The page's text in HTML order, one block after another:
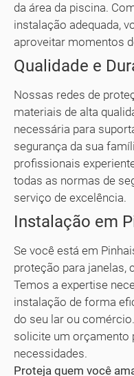
da área da piscina.
instalação adequada,
aproveitar momentos
Qualidade e
Nossas redes de
materiais de alta
necessária para
segurança da sua
profissionais
todas as normas de
serviço de excelência.
Instalação em
Se você está em
proteção para janelas,
Temos a expertise
instalação de forma
do seu lar ou
solicite um orçamento
necessidades.
Proteja quem você